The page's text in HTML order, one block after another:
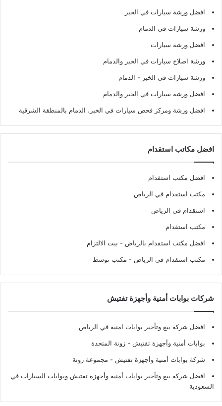
افضل ورشة سيارات في الخبر
ورشة سيارات في الدمام
افضل ورشة سيارات
ورشة اصلاح سيارات في الخبر والدمام
ورشة سيارات في الخبر - الدمام
افضل ورشة سيارات في الخبر والدمام
افضل ورشة ومركز فحص سيارات في الخبر، الدمام بالمنطقة الشرقية
افضل مكاتب استقدام
افضل مكتب استقدام
مكتب استقدام في الرياض
استقدام في الرياض
مكتب استقدام
افضل مكتب استقدام بالرياض - بيت الالتزام
مكتب استقدام في الرياض - مكتب توسط
شركات بوابات أمنية وأجهزة تفتيش
افضل شركة بيع وتأجير بوابات امنية في الرياض
بوابات أمنية وأجهزة تفتيش - زونة المتحدة
شركة بوابات أمنية وأجهزة تفتيش - مجموعة زونة
افضل شركة بيع وتأجير بوابات أمنية وأجهزة تفتيش وبوابات السيارات في
السعودية